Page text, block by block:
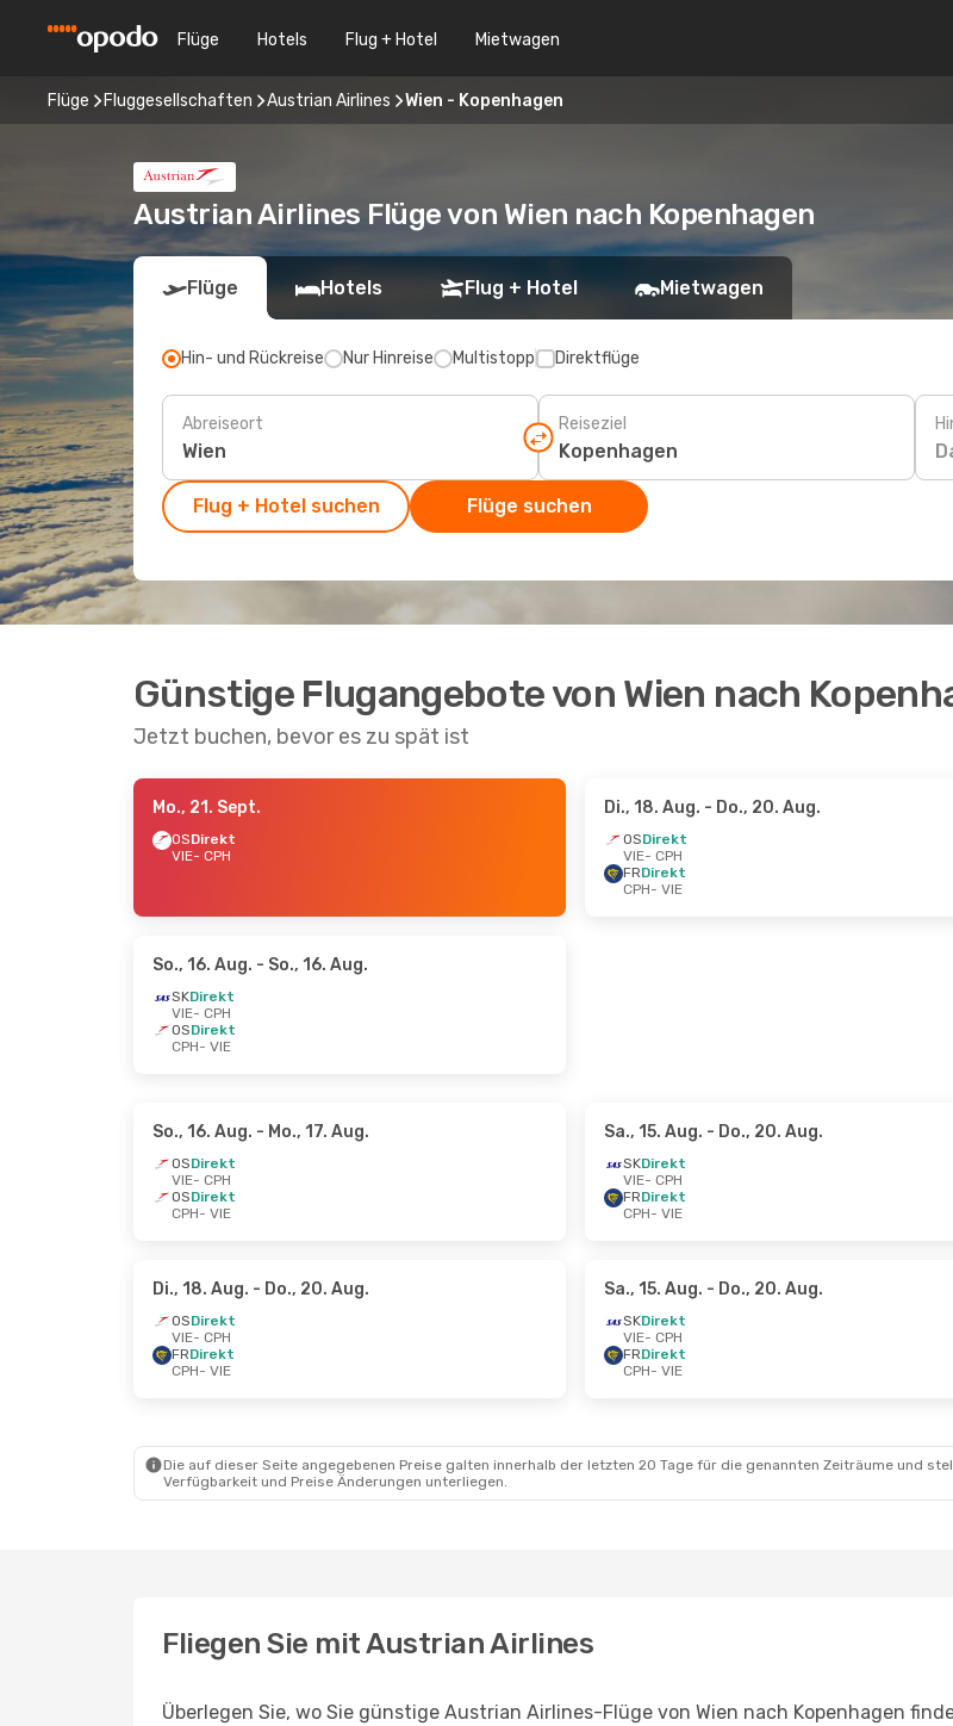
Flüge Hotels Flug + Hotel Mietwagen
Flüge Fluggesellschaften Austrian Airlines Wien - Kopenhagen
Austrian Airlines Flüge von Wien nach Kopenhagen
Flüge Hotels Flug + Hotel Mietwagen
Hin- und Rückreise Nur Hinreise Multistopp Direktflüge
Abreiseort Reiseziel
Flug + Hotel suchen Flüge suchen
Günstige Flugangebote von Wien nach
Jetzt buchen, bevor es zu spät ist
Mo., 21. Sept.
OSDirekt
VIE- CPH
Di., 18. Aug. - Do., 20. Aug.
OSDirekt
VIE- CPH
FRDirekt
CPH- VIE
So., 16. Aug. - So., 16. Aug.
SKDirekt
VIE- CPH
OSDirekt
CPH- VIE
So., 16. Aug. - Mo., 17. Aug.
OSDirekt
VIE- CPH
OSDirekt
CPH- VIE
Sa., 15. Aug. - Do., 20. Aug.
SKDirekt
VIE- CPH
FRDirekt
CPH- VIE
Di., 18. Aug. - Do., 20. Aug.
OSDirekt
VIE- CPH
FRDirekt
CPH- VIE
Sa., 15. Aug. - Do., 20. Aug.
SKDirekt
VIE- CPH
FRDirekt
CPH- VIE
Die auf dieser Seite angegebenen Preise galten innerhalb der letzten 20 Tage für die genannten Zeiträume und
Verfügbarkeit und Preise Änderungen unterliegen.
Fliegen Sie mit Austrian Airlines
Überlegen Sie, wo Sie günstige Austrian Airlines-Flüge von Wien nach Kopenhagen